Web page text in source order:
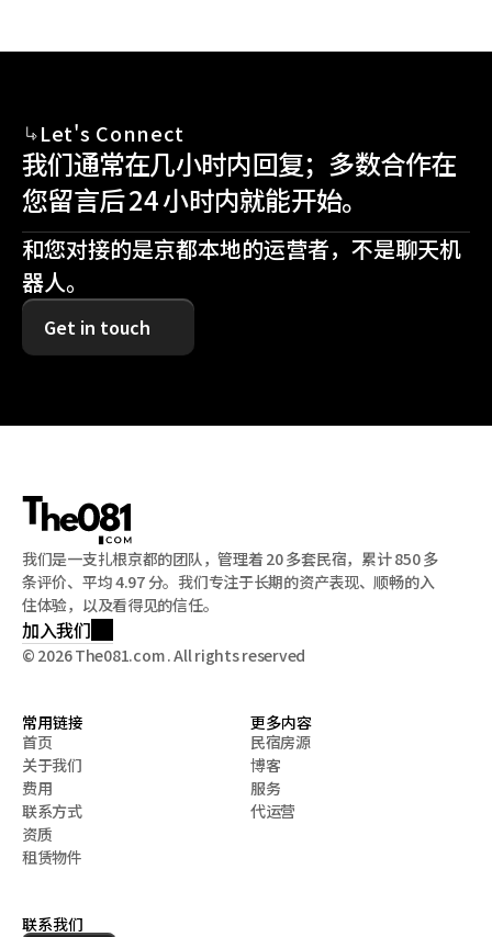
Let's Connect
我们通常在几小时内回复；多数合作在
您留言后 24 小时内就能开始。
和您对接的是京都本地的运营者，不是聊天机
器人。
Get in touch
我们是一支扎根京都的团队，管理着 20 多套民宿，累计 850 多
条评价、平均 4.97 分。我们专注于长期的资产表现、顺畅的入
住体验，以及看得见的信任。
加入我们
© 2026 The081.com . All rights reserved
常用链接
首页
首页
关于我们
关于我们
费用
费用
联系方式
联系方式
资质
资质
租赁物件
更多内容
民宿房源
民宿房源
博客
博客
服务
服务
代运营
联系我们